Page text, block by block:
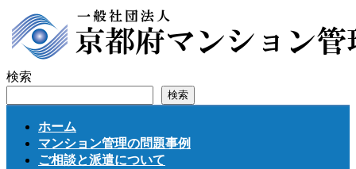
ン
テ
ツ
ビ
ゲ
シ
検索
検索
ホーム
マンション管理の問題事例
ご相談と派遣について